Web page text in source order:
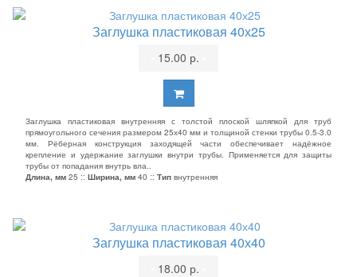
Заглушка пластиковая 40х25
15.00 р.
Заглушка пластиковая внутренняя с толстой плоской шляпкой для труб
прямоугольного сечения размером 25х40 мм и толщиной стенки трубы 0.5-3.0
мм. Рёберная конструкция заходящей части обеспечивает надёжное
крепление и удержание заглушки внутри трубы. Применяется для защиты
трубы от попадания внутрь вла..
Длина, мм 25 :: Ширина, мм 40 :: Тип внутренняя
Заглушка пластиковая 40х40
18.00 р.